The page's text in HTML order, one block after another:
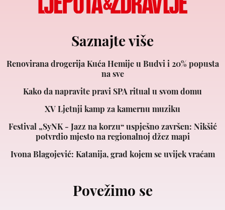
Saznajte više
Renovirana drogerija Kuća Hemije u Budvi i 20% popusta
na sve
Kako da napravite pravi SPA ritual u svom domu
XV Ljetnji kamp za kamernu muziku
Festival „SyNK - Jazz na korzu“ uspješno završen: Nikšić
potvrdio mjesto na regionalnoj džez mapi
Ivona Blagojević: Katanija, grad kojem se uvijek vraćam
Povežimo se